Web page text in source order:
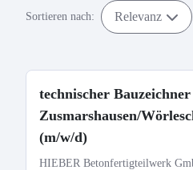
Sortieren nach: Relevanz
technischer
Zusmarshausen/
(m/w/d)
HIEBER Betonfertigteilwerk